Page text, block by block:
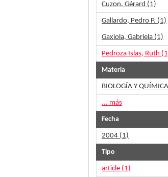
Cuzon, Gérard (1)
Gallardo, Pedro P. (1)
Gaxiola, Gabriela (1)
Pedroza Islas, Ruth
Materia
BIOLOGÍA Y
... más
Fecha
2004 (1)
Tipo
article (1)